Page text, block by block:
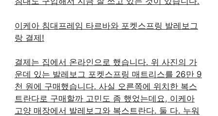
이케아 침대프레임 타르바와 포켓스프링 발레보그
랑 결제!
결제는 집에서 온라인으로 했습니다. 위 사진의 가
운데 있는 발레보그 포켓스프링 매트리스를 26만 9
천 원에 구매했습니다. 사실 오른쪽에 위치한 복스
트란다로 구매할까 고민도 좀 했었는데요, 이케아
고양 매장에서 발레보그와 복스트란다. 둘 다. 누워